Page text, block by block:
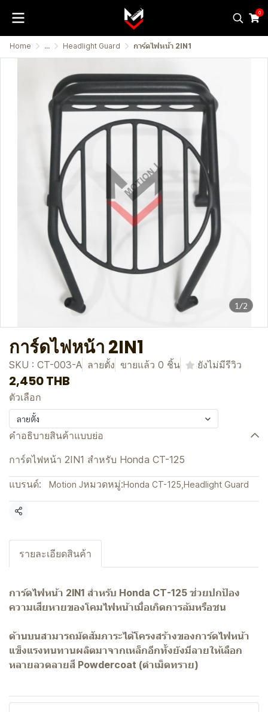
0
Home ... Headlight Guard การ์ดไฟหน้า 2IN1
1/2
การ์ดไฟหน้า 2IN1
SKU : CT-003-A ลายตั้ง ขายแล้ว 0 ชิ้น ยังไม่มีรีวิว
2,450 THB
ตัวเลือก
ลายตั้ง
คำอธิบายสินค้าแบบย่อ
การ์ดไฟหน้า 2IN1 สำหรับ Honda CT-125
แบรนด์: Motion Jหมวดหมู่:Honda CT-125 Headlight Guard
แชร์
รายละเอียดสินค้า
การ์ดไฟหน้า 2IN1 สำหรับ Honda CT-125 ช่วยปกป้อง
ความเสียหายของโคมไฟหน้าเมื่อเกิดการล้มหรือชน
ด้านบนสามารถมัดสัมภาระได้โครงสร้างของการ์ดไฟหน้า
แข็งแรงทนทานผลิตมาจากเหล็กอีกทั้งยังมีลายให้เลือก
หลายลวดลายสี Powdercoat (ดำเม็ดทราย)